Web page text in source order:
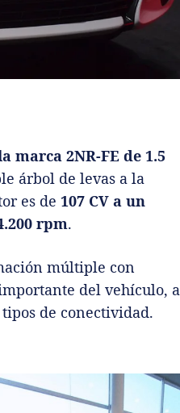
marca 2NR-FE de 1.5
árbol de levas a la
es de 107 CV a un
rpm.
múltiple con
del vehículo, a
de conectividad.